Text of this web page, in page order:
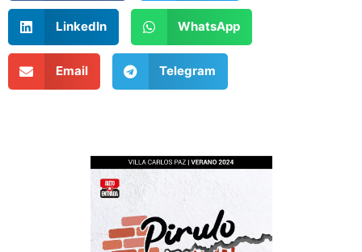
LinkedIn WhatsApp
Email Telegram